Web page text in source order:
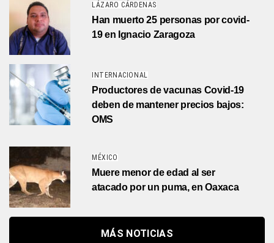
LÁZARO CÁRDENAS
Han muerto 25 personas por covid-
19 en Ignacio Zaragoza
INTERNACIONAL
Productores de vacunas Covid-19
deben de mantener precios bajos:
OMS
MÉXICO
Muere menor de edad al ser
atacado por un puma, en Oaxaca
MÁS NOTICIAS